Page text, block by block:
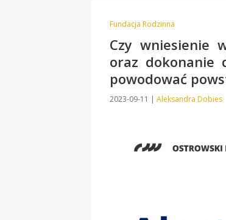
Fundacja Rodzinna
Czy wniesienie
oraz dokonanie
powodować
2023-09-11 | Aleksandra Dobies